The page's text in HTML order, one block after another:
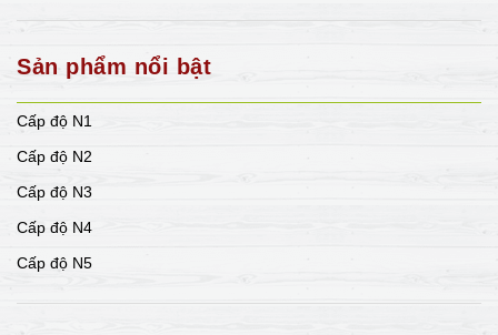
Sản phẩm nổi bật
Cấp độ N1
Cấp độ N2
Cấp độ N3
Cấp độ N4
Cấp độ N5